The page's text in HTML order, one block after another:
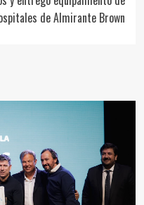
de Almirante Brown